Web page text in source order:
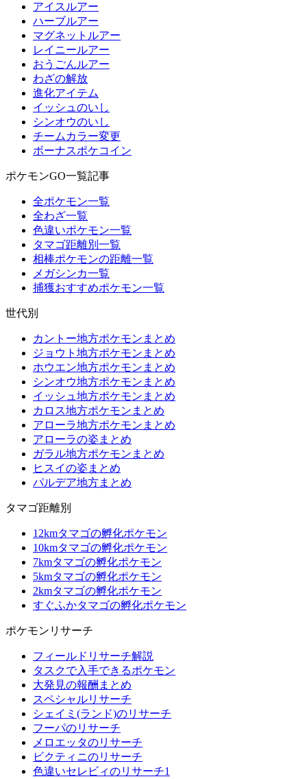
アイスルアー
ハーブルアー
マグネットルアー
レイニールアー
おうごんルアー
わざの解放
進化アイテム
イッシュのいし
シンオウのいし
チームカラー変更
ボーナスポケコイン
ポケモンGO一覧記事
全ポケモン一覧
全わざ一覧
色違いポケモン一覧
タマゴ距離別一覧
相棒ポケモンの距離一覧
メガシンカ一覧
捕獲おすすめポケモン一覧
世代別
カントー地方ポケモンまとめ
ジョウト地方ポケモンまとめ
ホウエン地方ポケモンまとめ
シンオウ地方ポケモンまとめ
イッシュ地方ポケモンまとめ
カロス地方ポケモンまとめ
アローラ地方ポケモンまとめ
アローラの姿まとめ
ガラル地方ポケモンまとめ
ヒスイの姿まとめ
パルデア地方まとめ
タマゴ距離別
12kmタマゴの孵化ポケモン
10kmタマゴの孵化ポケモン
7kmタマゴの孵化ポケモン
5kmタマゴの孵化ポケモン
2kmタマゴの孵化ポケモン
すぐふかタマゴの孵化ポケモン
ポケモンリサーチ
フィールドリサーチ解説
タスクで入手できるポケモン
大発見の報酬まとめ
スペシャルリサーチ
シェイミ(ランド)のリサーチ
フーパのリサーチ
メロエッタのリサーチ
ビクティニのリサーチ
色違いセレビィのリサーチ1